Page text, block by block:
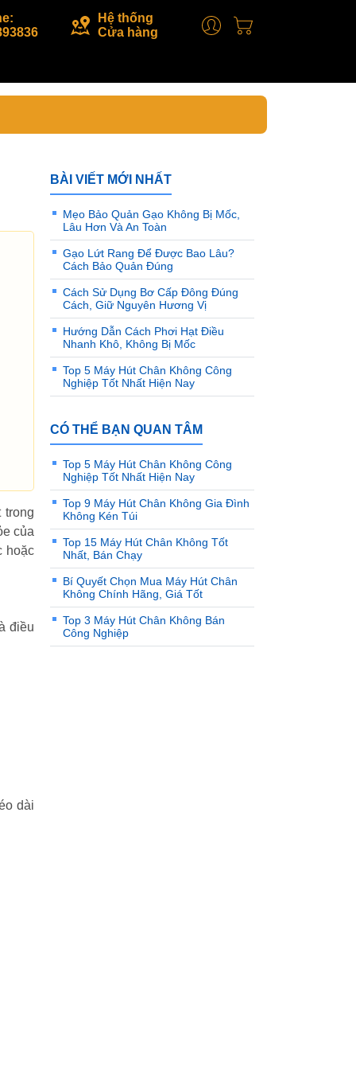
Hệ thống
Cửa hàng
trong
của
hoặc
điều
dài
BÀI VIẾT MỚI NHẤT
Mẹo Bảo Quản Gạo Không Bị Mốc,
Lâu Hơn Và An Toàn
Gạo Lứt Rang Để Được Bao Lâu?
Cách Bảo Quản Đúng
Cách Sử Dụng Bơ Cấp Đông Đúng
Cách, Giữ Nguyên Hương Vị
Hướng Dẫn Cách Phơi Hạt Điều
Nhanh Khô, Không Bị Mốc
Top 5 Máy Hút Chân Không Công
Nghiệp Tốt Nhất Hiện Nay
CÓ THỂ BẠN QUAN TÂM
Top 5 Máy Hút Chân Không Công
Nghiệp Tốt Nhất Hiện Nay
Top 9 Máy Hút Chân Không Gia Đình
Không Kén Túi
Top 15 Máy Hút Chân Không Tốt
Nhất, Bán Chạy
Bí Quyết Chọn Mua Máy Hút Chân
Không Chính Hãng, Giá Tốt
Top 3 Máy Hút Chân Không Bán
Công Nghiệp